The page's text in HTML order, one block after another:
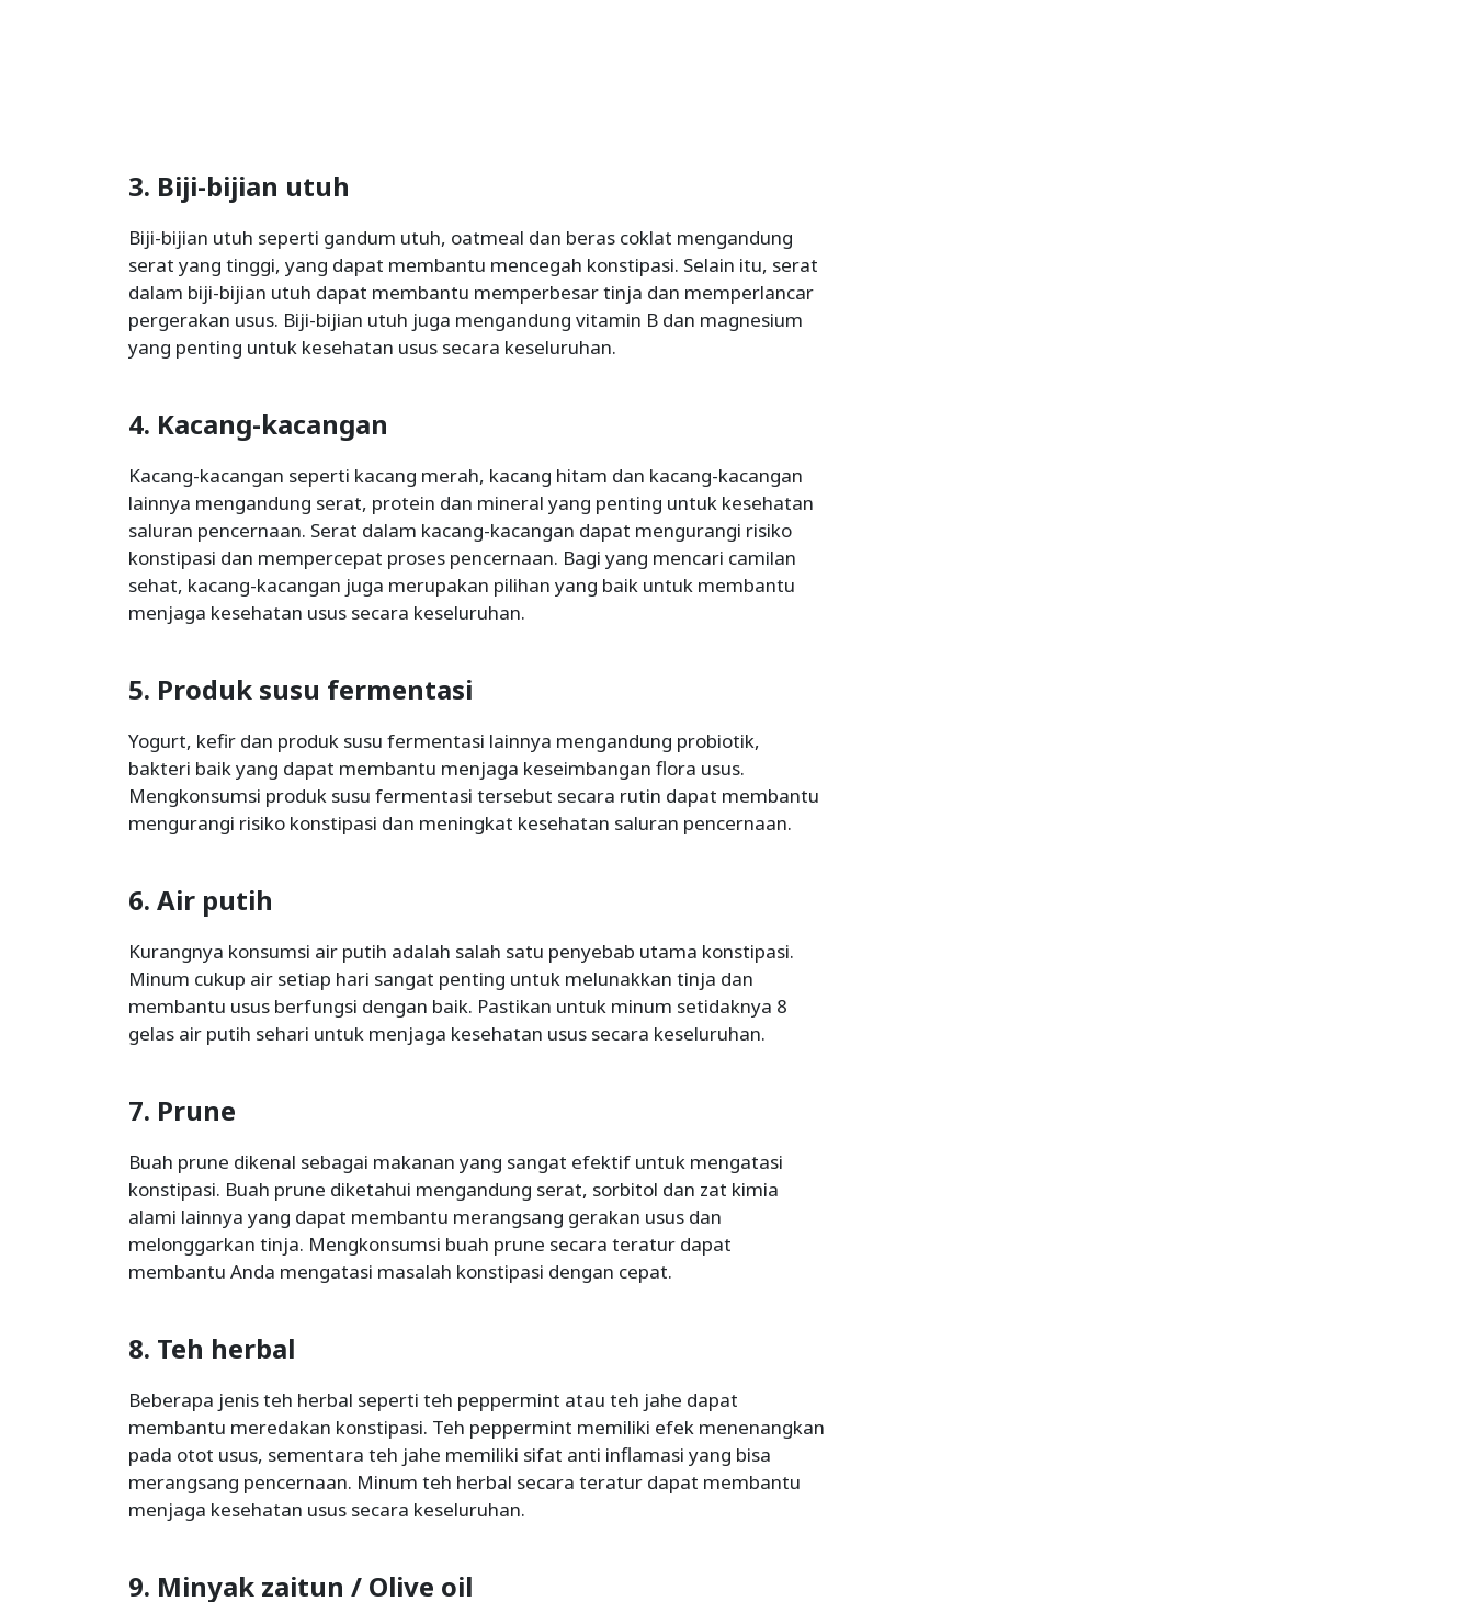
3. Biji-bijian utuh
Biji-bijian utuh seperti gandum utuh, oatmeal dan beras coklat mengandung
serat yang tinggi, yang dapat membantu mencegah konstipasi. Selain itu, serat
dalam biji-bijian utuh dapat membantu memperbesar tinja dan memperlancar
pergerakan usus. Biji-bijian utuh juga mengandung vitamin B dan magnesium
yang penting untuk kesehatan usus secara keseluruhan.
4. Kacang-kacangan
Kacang-kacangan seperti kacang merah, kacang hitam dan kacang-kacangan
lainnya mengandung serat, protein dan mineral yang penting untuk kesehatan
saluran pencernaan. Serat dalam kacang-kacangan dapat mengurangi risiko
konstipasi dan mempercepat proses pencernaan. Bagi yang mencari camilan
sehat, kacang-kacangan juga merupakan pilihan yang baik untuk membantu
menjaga kesehatan usus secara keseluruhan.
5. Produk susu fermentasi
Yogurt, kefir dan produk susu fermentasi lainnya mengandung probiotik,
bakteri baik yang dapat membantu menjaga keseimbangan flora usus.
Mengkonsumsi produk susu fermentasi tersebut secara rutin dapat membantu
mengurangi risiko konstipasi dan meningkat kesehatan saluran pencernaan.
6. Air putih
Kurangnya konsumsi air putih adalah salah satu penyebab utama konstipasi.
Minum cukup air setiap hari sangat penting untuk melunakkan tinja dan
membantu usus berfungsi dengan baik. Pastikan untuk minum setidaknya 8
gelas air putih sehari untuk menjaga kesehatan usus secara keseluruhan.
7. Prune
Buah prune dikenal sebagai makanan yang sangat efektif untuk mengatasi
konstipasi. Buah prune diketahui mengandung serat, sorbitol dan zat kimia
alami lainnya yang dapat membantu merangsang gerakan usus dan
melonggarkan tinja. Mengkonsumsi buah prune secara teratur dapat
membantu Anda mengatasi masalah konstipasi dengan cepat.
8. Teh herbal
Beberapa jenis teh herbal seperti teh peppermint atau teh jahe dapat
membantu meredakan konstipasi. Teh peppermint memiliki efek menenangkan
pada otot usus, sementara teh jahe memiliki sifat anti inflamasi yang bisa
merangsang pencernaan. Minum teh herbal secara teratur dapat membantu
menjaga kesehatan usus secara keseluruhan.
9. Minyak zaitun / Olive oil